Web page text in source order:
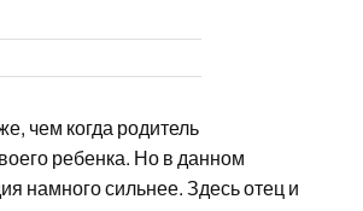
чем когда родитель
ребенка. Но в данном
намного сильнее. Здесь отец и